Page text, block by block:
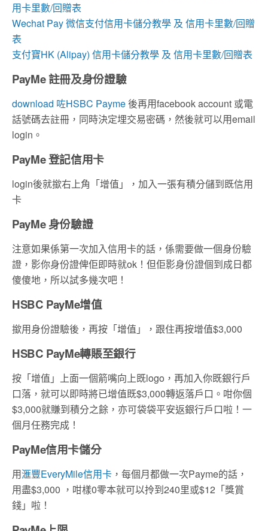
用卡里數/回贈表
Wechat Pay 微信支付信用卡儲分教學 及 信用卡里數/回贈
表
支付寶HK (Alipay) 信用卡儲分教學 及 信用卡里數/回贈表
PayMe 註冊及身份證驗
download 咗HSBC Payme後再用facebook account 或電
話號碼去註冊，同時決定埋交易密碼，然後就可以用email
login。
PayMe 登記信用卡
login後就撳右上角「增值」，加入一張有積分儲到既信用
卡
PayMe 身份驗證
注意如果係第一次加入信用卡的話，係需要做一個身份驗
證，影你身份證俾佢即時就ok！但佢影身份證個到成日都
傻傻地，所以試多幾次吧！
HSBC PayMe增值
撳用身份證驗後，再按「增值」，跟住再按增值$3,000
HSBC PayMe轉賬至銀行
按「增值」上面一個箭嘴向上既logo，再加入你既銀行戶
口落，就可以即時將已增值既$3,000轉返落戶口。咁你個
$3,000就賺到積分之餘，亦可袋袋平安返銀行戶口啦！一
個月任務完成！
PayMe信用卡儲分
用滙豐EveryMile信用卡 ，每個月都做一次Payme的話，
用盡$3,000 ，咁樣0零本就可以拎到240里或$12「獎賞
錢」啦！